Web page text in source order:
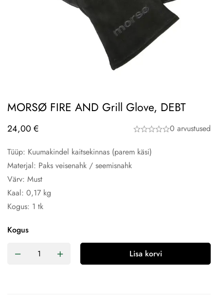
MORSØ FIRE AND Grill Glove, DEBT
24,00 € 0 arvustused
Tüüp: Kuumakindel kaitsekinnas (parem käsi)
Materjal: Paks veisenahk / seemisnahk
Värv: Must
Kaal: 0,17 kg
Kogus: 1 tk
Kogus
Lisa korvi